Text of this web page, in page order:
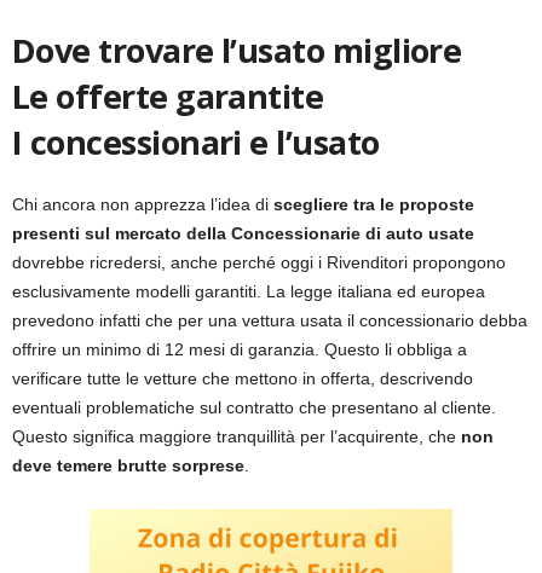
Dove trovare l’usato migliore
Le offerte garantite
I concessionari e l’usato
Chi ancora non apprezza l’idea di scegliere tra le proposte
presenti sul mercato della Concessionarie di auto usate
dovrebbe ricredersi, anche perché oggi i Rivenditori propongono
esclusivamente modelli garantiti. La legge italiana ed europea
prevedono infatti che per una vettura usata il concessionario debba
offrire un minimo di 12 mesi di garanzia. Questo li obbliga a
verificare tutte le vetture che mettono in offerta, descrivendo
eventuali problematiche sul contratto che presentano al cliente.
Questo significa maggiore tranquillità per l’acquirente, che non
deve temere brutte sorprese.